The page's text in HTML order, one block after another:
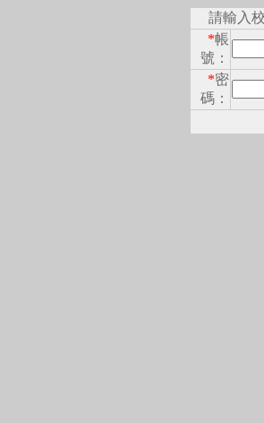
請輸入
*帳
號：
*密
碼：